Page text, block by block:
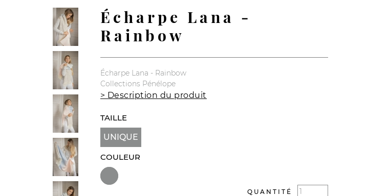
Écharpe Lana -
Rainbow
Écharpe Lana - Rainbow
Collections Pénélope
> Description du produit
TAILLE
UNIQUE
COULEUR
QUANTITÉ